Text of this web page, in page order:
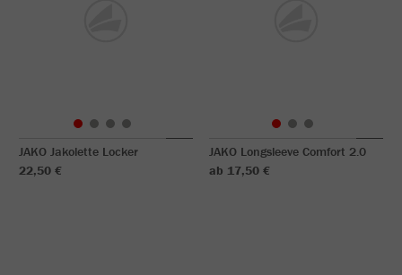
JAKO Jakolette Locker
22,50 €
JAKO Longsleeve Comfort 2.0
ab 17,50 €